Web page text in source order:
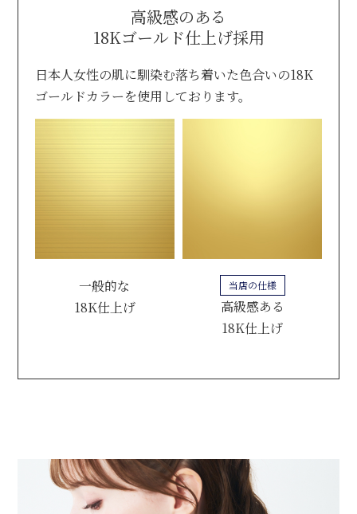
高級感のある
18Kゴールド仕上げ採用
日本人女性の肌に馴染む落ち着いた色合いの18K
ゴールドカラーを使用しております。
一般的な
18K仕上げ
当店の仕様
高級感ある
18K仕上げ